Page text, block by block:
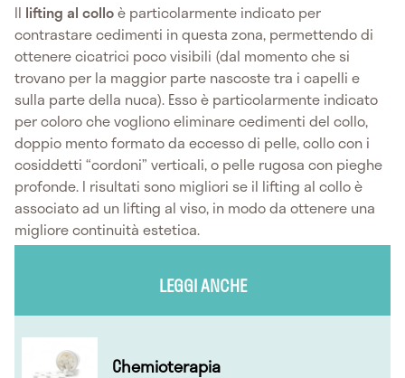
Il lifting al colloè particolarmente indicato per
contrastare cedimenti in questa zona, permettendo di
ottenere cicatrici poco visibili (dal momento che si
trovano per la maggior parte nascoste tra i capelli e
sulla parte della nuca). Esso è particolarmente indicato
per coloro che vogliono eliminare cedimenti del collo,
doppio mento formato da eccesso di pelle, collo con i
cosiddetti “cordoni” verticali, o pelle rugosa con pieghe
profonde. I risultati sono migliori se il lifting al collo è
associato ad un lifting al viso, in modo da ottenere una
migliore continuità estetica.
LEGGI ANCHE
Chemioterapia